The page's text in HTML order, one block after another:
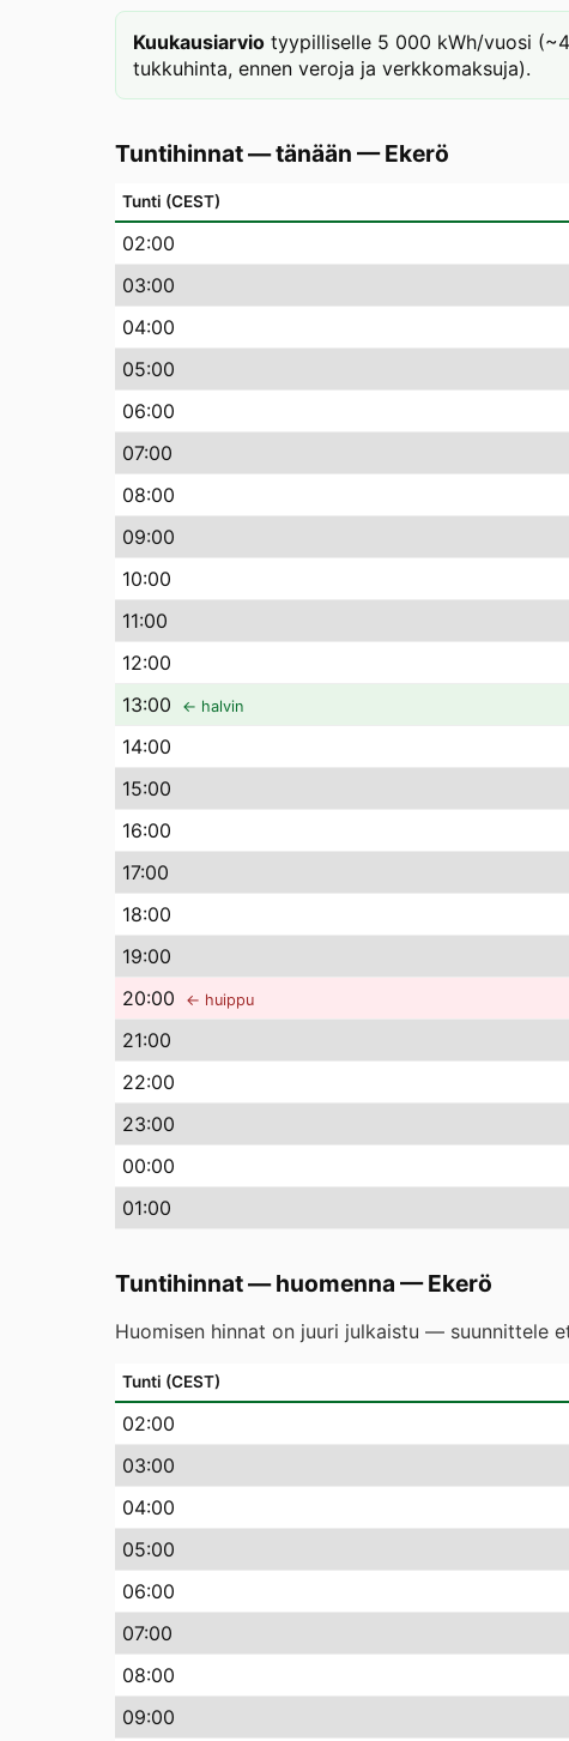
Kuukausiarvio tyypilliselle 5 000 kWh/vuosi
tukkuhinta, ennen veroja ja verkkomaksuja).
Tuntihinnat — tänään —Ekerö
Tunti (CEST)
02:00
03:00
04:00
05:00
06:00
07:00
08:00
09:00
10:00
11:00
12:00
13:00 ← halvin
14:00
15:00
16:00
17:00
18:00
19:00
20:00 ← huippu
21:00
22:00
23:00
00:00
01:00
Tuntihinnat — huomenna —Ekerö
Huomisen hinnat on juuri julkaistu — suunnittele
Tunti (CEST)
02:00
03:00
04:00
05:00
06:00
07:00
08:00
09:00